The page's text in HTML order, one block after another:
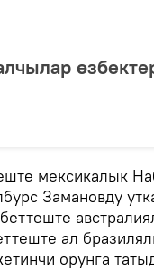
мексикалык
Замановду
ал
орунга